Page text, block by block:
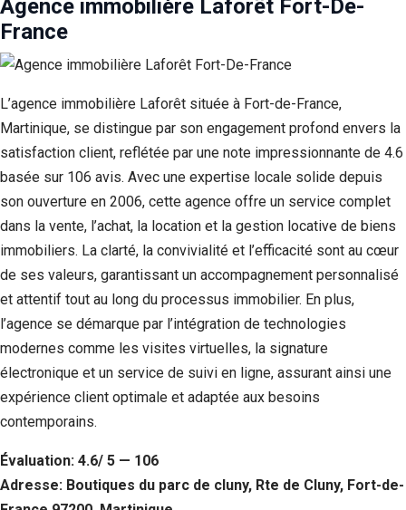
Agence immobilière Laforêt Fort-De-
France
L’agence immobilière Laforêt située à Fort-de-France,
Martinique, se distingue par son engagement profond envers la
satisfaction client, reflétée par une note impressionnante de 4.6
basée sur 106 avis. Avec une expertise locale solide depuis
son ouverture en 2006, cette agence offre un service complet
dans la vente, l’achat, la location et la gestion locative de biens
immobiliers. La clarté, la convivialité et l’efficacité sont au cœur
de ses valeurs, garantissant un accompagnement personnalisé
et attentif tout au long du processus immobilier. En plus,
l’agence se démarque par l’intégration de technologies
modernes comme les visites virtuelles, la signature
électronique et un service de suivi en ligne, assurant ainsi une
expérience client optimale et adaptée aux besoins
contemporains.
Évaluation: 4.6/ 5 — 106
Adresse: Boutiques du parc de cluny, Rte de Cluny, Fort-de-